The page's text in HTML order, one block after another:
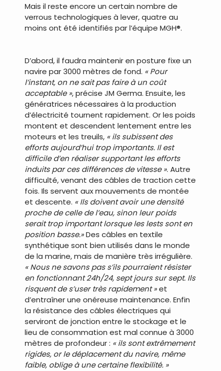
Mais il reste encore un certain nombre de
verrous technologiques à lever, quatre au
moins ont été identifiés par l’équipe MGH®.
D’abord, il faudra maintenir en posture fixe un
navire par 3000 mètres de fond. « Pour
l’instant, on ne sait pas faire à un coût
acceptable », précise JM Germa. Ensuite, les
génératrices nécessaires à la production
d’électricité tournent rapidement. Or les poids
montent et descendent lentement entre les
moteurs et les treuils, « ils subissent des
efforts aujourd’hui trop importants. Il est
difficile d’en réaliser supportant les efforts
induits par ces différences de vitesse ». Autre
difficulté, venant des câbles de traction cette
fois. Ils servent aux mouvements de montée
et descente. « Ils doivent avoir une densité
proche de celle de l’eau, sinon leur poids
serait trop important lorsque les lests sont en
position basse.»Des câbles en textile
synthétique sont bien utilisés dans le monde
de la marine, mais de manière très irrégulière.
« Nous ne savons pas s’ils pourraient résister
en fonctionnant 24h/24, sept jours sur sept. Ils
risquent de s’user très rapidement »et
d’entraîner une onéreuse maintenance. Enfin
la résistance des câbles électriques qui
serviront de jonction entre le stockage et le
lieu de consommation est mal connue à 3000
mètres de profondeur : « ils sont extrêmement
rigides, or le déplacement du navire, même
faible, oblige à une certaine flexibilité. »